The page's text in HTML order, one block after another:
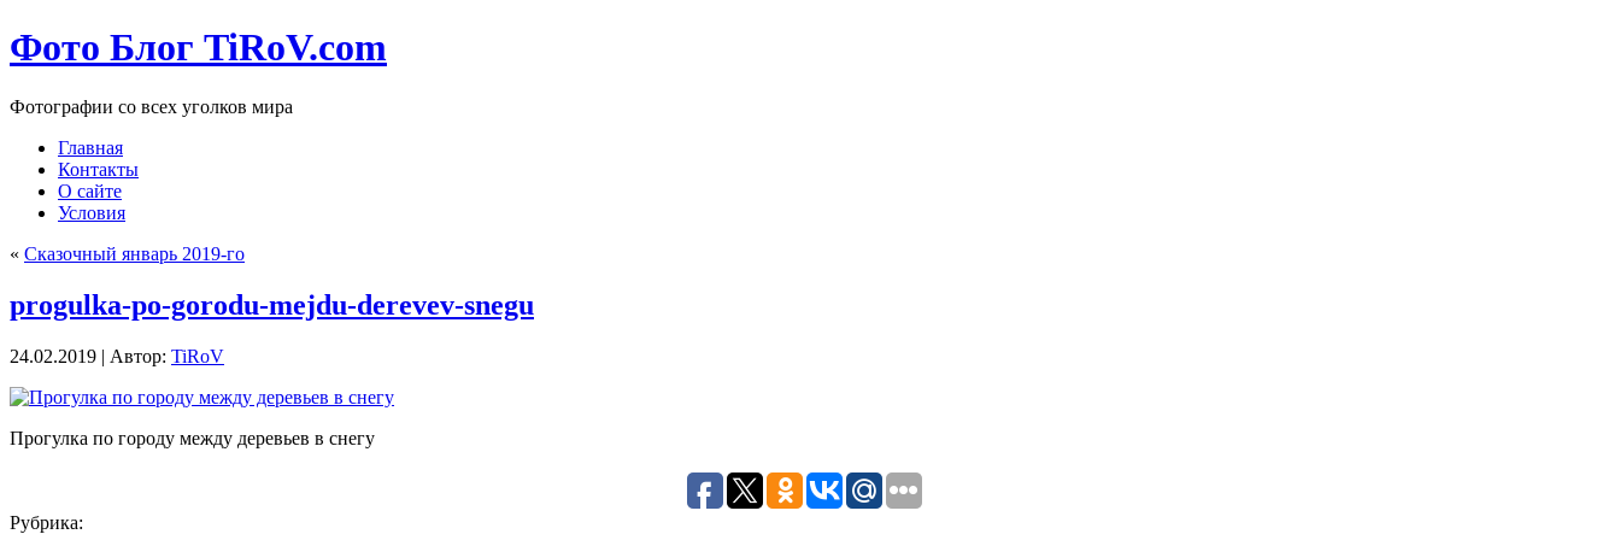
Фото Блог TiRoV.com
Фотографии со всех уголков мира
Главная
Контакты
О сайте
Условия
« Сказочный январь 2019-го
progulka-po-gorodu-mejdu-derevev-snegu
24.02.2019 | Автор: TiRoV
Прогулка по городу между деревьев в снегу
Рубрика: